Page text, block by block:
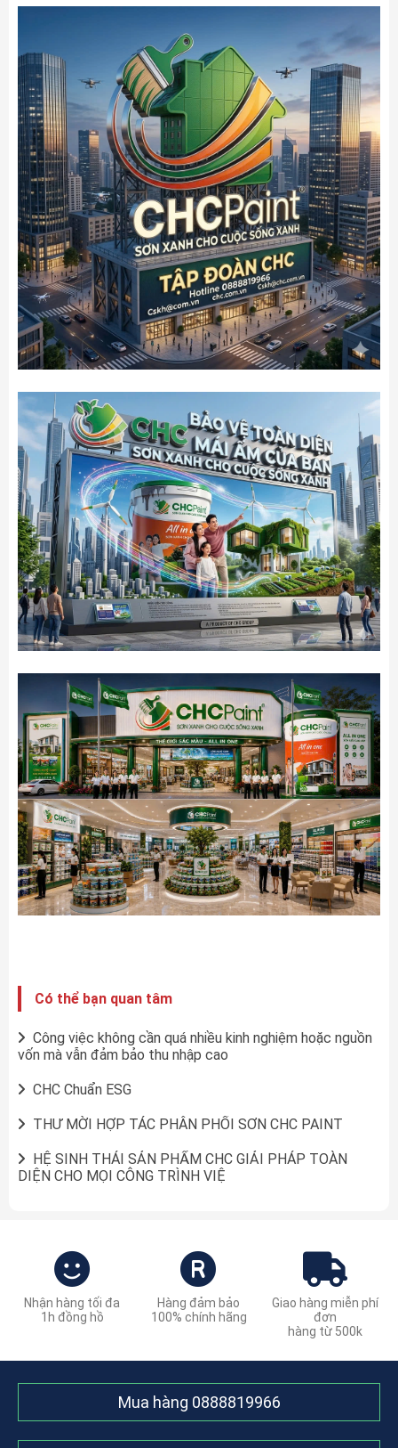
Có thể bạn quan tâm
Công việc không cần quá nhiều kinh nghiệm hoặc nguồn
vốn mà vẫn đảm bảo thu nhập cao
CHC Chuẩn ESG
THƯ MỜI HỢP TÁC PHÂN PHỐI SƠN CHC PAINT
HỆ SINH THÁI SẢN PHẨM CHC GIẢI PHÁP TOÀN
DIỆN CHO MỌI CÔNG TRÌNH VIỆ
Nhận hàng tối đa
1h đồng hồ
Hàng đảm bảo
100% chính hãng
Giao hàng miễn phí
đơn
hàng từ 500k
Mua hàng 0888819966